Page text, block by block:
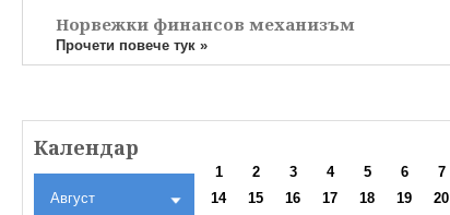
Норвежки финансов механизъм
Прочети повече тук »
Календар
Август
1 2 3 4 5 6 7
14
15 16 17 18 19 20